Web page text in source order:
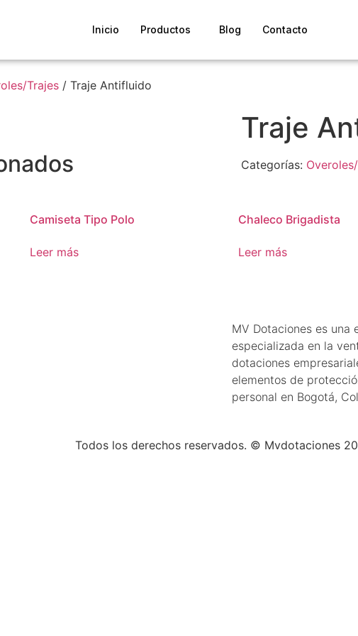
Inicio Productos Blog Contacto
Trajes / Traje Antifluido
Traje
Categorías:
Camiseta Tipo Polo
Leer más
Chaleco Brigadista
Leer más
MV Dotaciones es una
especializada en la
dotaciones
elementos de
personal en Bogotá,
Todos los derechos reservados. © Mvdotaciones